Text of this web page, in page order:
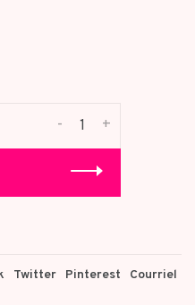
+
-
Twitter Pinterest Courriel